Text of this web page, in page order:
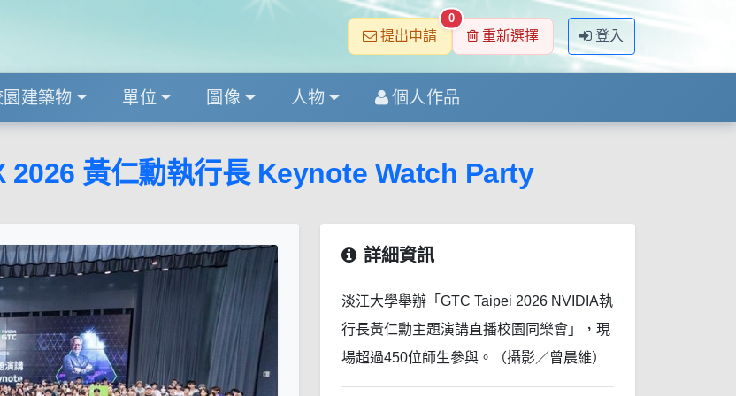
提出申請
0
重新選擇 登入
園建築物 單位 圖像 人物 個人作品
2026 黃仁勳執行長 Keynote Watch Party
詳細資訊
淡江大學舉辦「GTC Taipei 2026 NVIDIA執
行長黃仁勳主題演講直播校園同樂會」，現
場超過450位師生參與。（攝影／曾晨維）